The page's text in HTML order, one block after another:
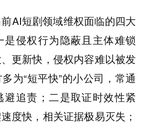
AI短剧领域维权面临的四大
是侵权行为隐蔽且主体难锁
更新快，侵权内容难以被发
为“短平快”的小公司，常通
避追责；二是取证时效性紧
度快，相关证据极易灭失；